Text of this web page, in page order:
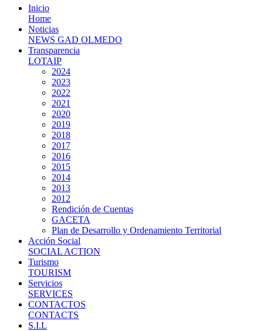
Inicio
Home
Noticias
NEWS GAD OLMEDO
Transparencia
LOTAIP
2024
2023
2022
2021
2020
2019
2018
2017
2016
2015
2014
2013
2012
Rendición de Cuentas
GACETA
Plan de Desarrollo y Ordenamiento Territorial
Acción Social
SOCIAL ACTION
Turismo
TOURISM
Servicios
SERVICES
CONTACTOS
CONTACTS
S.I.L